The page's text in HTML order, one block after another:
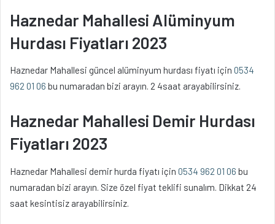
Haznedar Mahallesi Alüminyum
Hurdası Fiyatları 2023
Haznedar Mahallesi güncel alüminyum hurdası fiyatı için 0534
962 01 06 bu numaradan bizi arayın. 2 4saat arayabilirsiniz.
Haznedar Mahallesi Demir Hurdası
Fiyatları 2023
Haznedar Mahallesi demir hurda fiyatı için 0534 962 01 06 bu
numaradan bizi arayın. Size özel fiyat teklifi sunalım. Dikkat 24
saat kesintisiz arayabilirsiniz.